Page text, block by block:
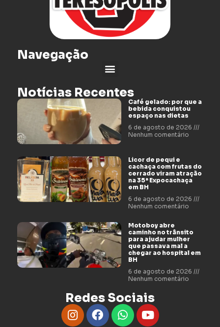
Navegação
Notícias Recentes
Café gelado: por que a
bebida conquistou
espaço nas dietas
6 de agosto de 2026
Nenhum comentário
Licor de pequi e
cachaça com frutas do
cerrado viram atração
na 35ª Expocachaça
em BH
6 de agosto de 2026
Nenhum comentário
Motoboy abre
caminho no trânsito
para ajudar mulher
que passava mal a
chegar ao hospital em
BH
6 de agosto de 2026
Nenhum comentário
Redes Sociais